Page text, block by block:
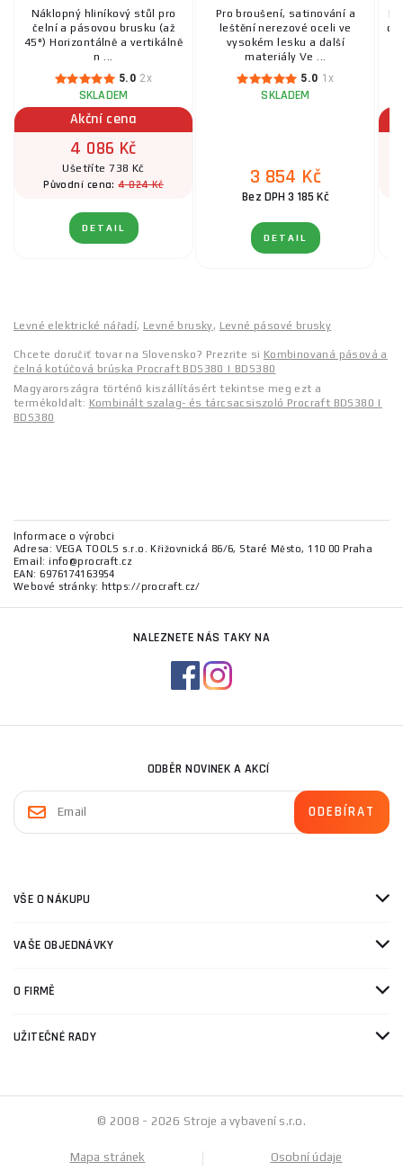
Náklopný hliníkový stůl pro
čelní a pásovou brusku (až
45°) Horizontálně a vertikálně
n ...
5.0 2x
SKLADEM
Akční cena
4 086 Kč
Ušetříte 738 Kč
Původní cena:4 824 Kč
DETAIL
Pro broušení, satinování a
leštění nerezové oceli ve
vysokém lesku a další
materiály Ve ...
5.0 1x
SKLADEM
3 854 Kč
Bez DPH 3 185 Kč
DETAIL
Levné elektrické nářadí, Levné brusky, Levné pásové brusky
Chcete doručiť tovar na Slovensko? Prezrite si Kombinovaná pásová a
čelná kotúčová brúska Procraft BDS380 | BDS380
Magyarországra történő kiszállításért tekintse meg ezt a
termékoldalt: Kombinált szalag- és tárcsacsiszoló Procraft BDS380 |
BDS380
Informace o výrobci
Adresa: VEGA TOOLS s.r.o. Křižovnická 86/6, Staré Město, 110 00 Praha
Email: info@procraft.cz
EAN: 6976174163954
Webové stránky: https://procraft.cz/
NALEZNETE NÁS TAKY NA
ODBĚR NOVINEK A AKCÍ
VŠE O NÁKUPU
VAŠE OBJEDNÁVKY
O FIRMĚ
UŽITEČNÉ RADY
© 2008 - 2026 Stroje a vybavení s.r.o.
Mapa stránek Osobní údaje